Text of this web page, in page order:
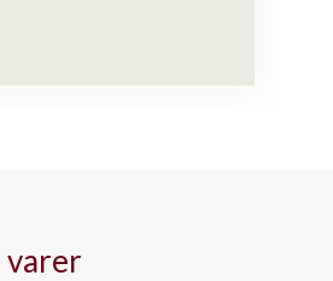
varer